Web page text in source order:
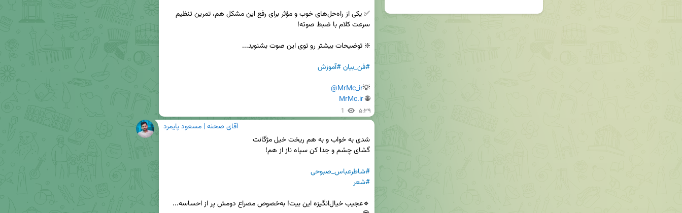
#فن_بیان#آموزش
💡
@MrMc_ir
🌐
MrMc.ir
1 ۵:۳۹
آقای صحنه | مسعود پایمرد
#شاطرعباس_صبوحی
#شعر